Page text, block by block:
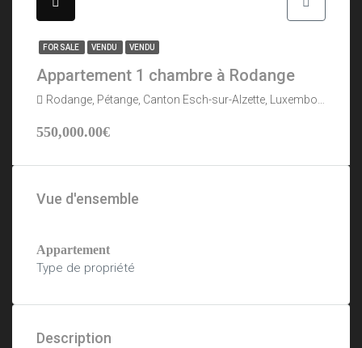
FOR SALE VENDU VENDU
Appartement 1 chambre à Rodange
Rodange, Pétange, Canton Esch-sur-Alzette, Luxembourg
550,000.00€
Vue d'ensemble
Appartement
Type de propriété
Description